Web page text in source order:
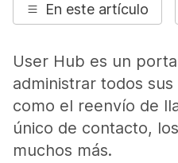
En este artículo
User Hub es un
administrar todos
como el reenvío de
único de contacto,
muchos más.